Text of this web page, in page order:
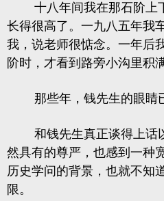
十八年间我在那石阶上
长得很高了。一九八五年我
我，说老师很惦念。一年后
阶时，才看到路旁小沟里积
那些年，钱先生的眼睛已
和钱先生真正谈得上话
然具有的尊严，也感到一种
历史学问的背景，也就不知
限。